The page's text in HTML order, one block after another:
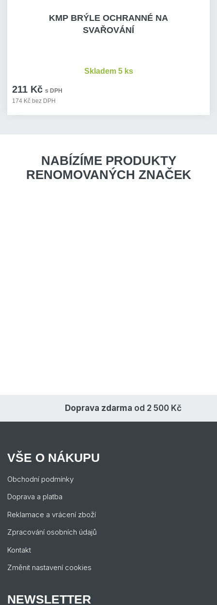
KMP BRÝLE OCHRANNÉ NA
SVAŘOVÁNÍ
211 Kč s DPH
174 Kč bez DPH
Skladem 5 ks
NABÍZÍME PRODUKTY
RENOMOVANÝCH ZNAČEK
Doprava zdarma od 2 500 Kč
VŠE O NÁKUPU
Obchodní podmínky
Doprava a platba
Reklamace a vrácení zboží
Zpracování osobních údajů
Kontakt
Změnit nastavení cookies
NEWSLETTER